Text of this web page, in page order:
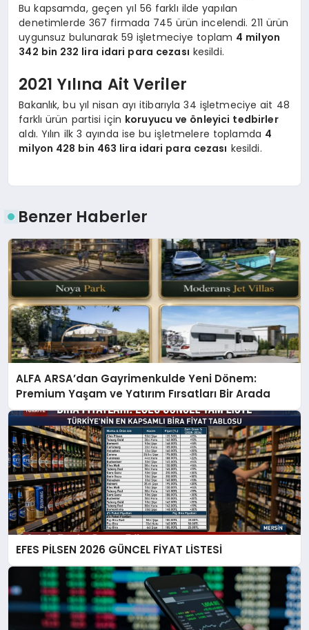
Bu kapsamda, geçen yıl 56 farklı ilde yapılan
denetimlerde 367 firmada 745 ürün incelendi. 211 ürün
uygunsuz bulunarak 59 işletmeciye toplam 4 milyon
342 bin 232 lira idari para cezası kesildi.
2021 Yılına Ait Veriler
Bakanlık, bu yıl nisan ayı itibarıyla 34 işletmeciye ait 48
farklı ürün partisi için koruyucu ve önleyici tedbirler
aldı. Yılın ilk 3 ayında ise bu işletmelere toplamda 4
milyon 428 bin 463 lira idari para cezası kesildi.
Benzer Haberler
ALFA ARSA’dan Gayrimenkulde Yeni Dönem:
Premium Yaşam ve Yatırım Fırsatları Bir Arada
EFES PİLSEN 2026 GÜNCEL FİYAT LİSTESİ